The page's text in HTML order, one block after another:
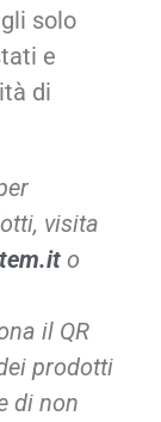
solo
e
di
visita
o
il QR
prodotti
di non